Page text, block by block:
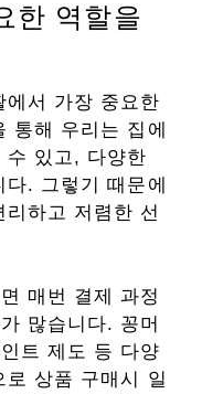
한 역할을
서 가장 중요한
통해 우리는 집에
수 있고, 다양한
. 그렇기 때문에
하고 저렴한 선
매번 결제 과정
많습니다. 꽁머
트 제도 등 다양
상품 구매시 일